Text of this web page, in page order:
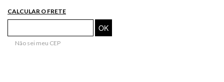
CALCULAR O FRETE
Não sei meu CEP